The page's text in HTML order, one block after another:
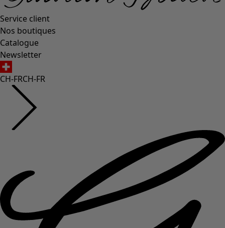
Service client
Nos boutiques
Catalogue
Newsletter
CH-FRCH-FR